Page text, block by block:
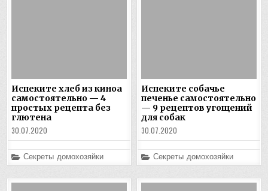
Испеките хлеб из киноа
самостоятельно — 4
простых рецепта без
глютена
30.07.2020
Posted
in
Секреты домохозяйки
Испеките собачье
печенье самостоятельно
— 9 рецептов угощений
для собак
30.07.2020
Posted
in
Секреты домохозяйки